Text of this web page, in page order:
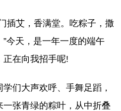
插艾，香满堂。吃粽子，撒
今天，是一年一度的端午
正在向我招手呢!
学们大声欢呼、手舞足蹈，
张青绿的粽叶，从中折叠